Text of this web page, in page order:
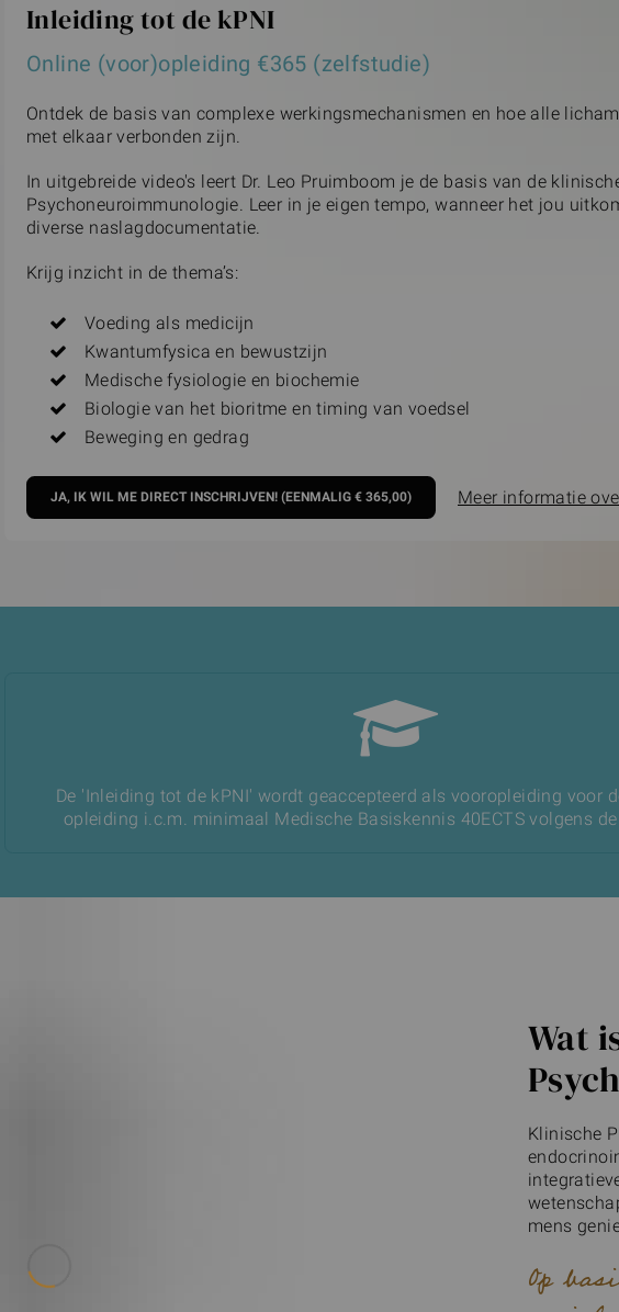
Inleiding tot de kPNI
Online (voor)opleiding €365 (zelfstudie)
Ontdek de basis van complexe werkingsmechanismen en hoe alle
met elkaar verbonden zijn.
In uitgebreide video's leert Dr. Leo Pruimboom je de basis van de
Psychoneuroimmunologie. Leer in je eigen tempo, wanneer het jou
diverse naslagdocumentatie.
Krijg inzicht in de thema’s:
Voeding als medicijn
Kwantumfysica en bewustzijn
Medische fysiologie en biochemie
Biologie van het bioritme en timing van voedsel
Beweging en gedrag
Meer informatie
De 'Inleiding tot de kPNI' wordt geaccepteerd als vooropleiding voor
opleiding i.c.m. minimaal Medische Basiskennis 40ECTS volgens de
Wat
Klinische
mens
Op